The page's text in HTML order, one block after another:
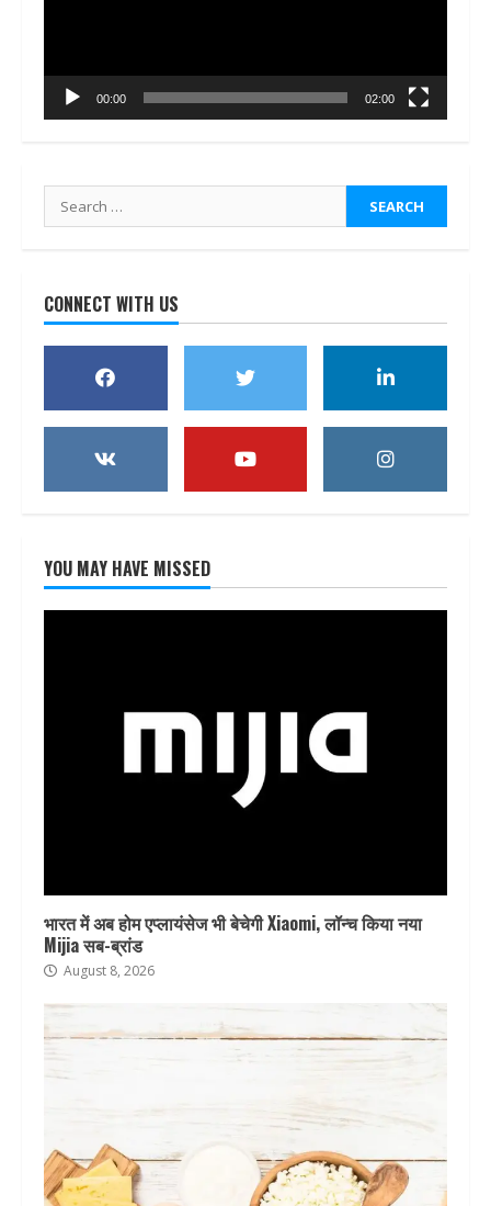
00:00 02:00
Search
for:
CONNECT WITH US
YOU MAY HAVE MISSED
भारत में अब होम एप्लायंसेज भी बेचेगी Xiaomi, लॉन्च किया नया
Mijia सब-ब्रांड
August 8, 2026